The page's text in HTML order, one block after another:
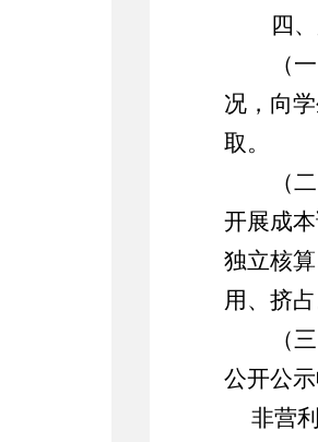
四
（
况，向
取。
（二
开展成
独立核
用、挤占
（三
公开公
非营